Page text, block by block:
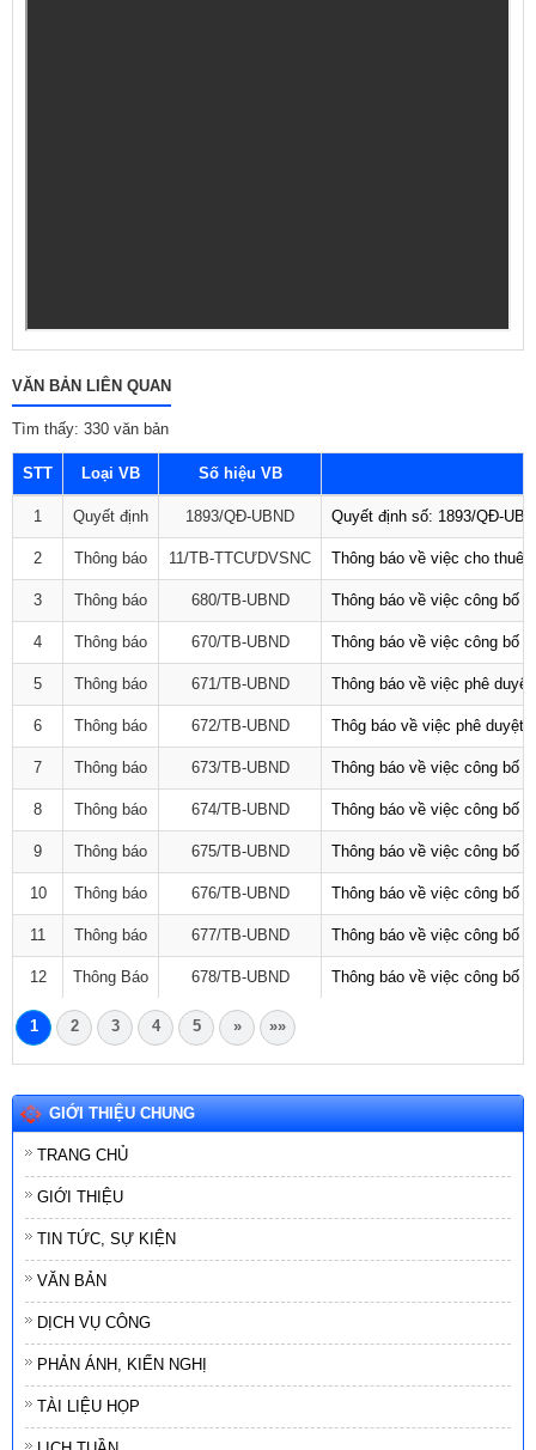
VĂN BẢN LIÊN QUAN
Tìm thấy: 330 văn bản
STT Loại VB Số hiệu VB
1 Quyết định 1893/QĐ-UBND Quyết định số: 1893/QĐ-
2 Thông báo 11/TB-TTCƯDVSNC Thông báo về việc cho thuê
3 Thông báo 680/TB-UBND Thông báo về việc công bố
4 Thông báo 670/TB-UBND Thông báo về việc công bố
5 Thông báo 671/TB-UBND Thông báo về việc phê
6 Thông báo 672/TB-UBND Thôg báo về việc phê duyệt
7 Thông báo 673/TB-UBND Thông báo về việc công bố
8 Thông báo 674/TB-UBND Thông báo về việc công bố
9 Thông báo 675/TB-UBND Thông báo về việc công bố
10 Thông báo 676/TB-UBND Thông báo về việc công bố
11 Thông báo 677/TB-UBND Thông báo về việc công bố
12 Thông Báo 678/TB-UBND Thông báo về việc công bố
1 2 3 4 5 » »»
GIỚI THIỆU CHUNG
TRANG CHỦ
GIỚI THIỆU
TIN TỨC, SỰ KIỆN
VĂN BẢN
DỊCH VỤ CÔNG
PHẢN ÁNH, KIẾN NGHỊ
TÀI LIỆU HỌP